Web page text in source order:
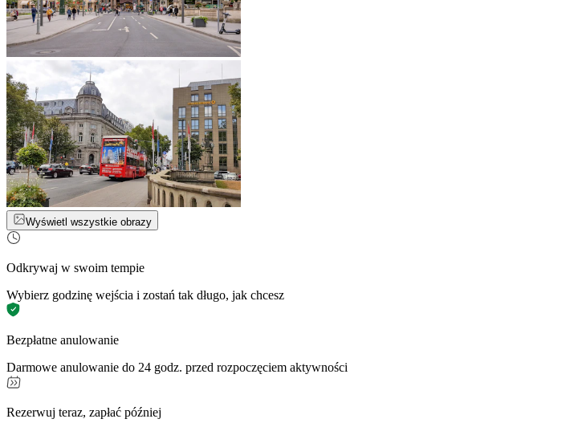
Wyświetl wszystkie obrazy
Odkrywaj w swoim tempie
Wybierz godzinę wejścia i zostań tak długo, jak chcesz
Bezpłatne anulowanie
Darmowe anulowanie do 24 godz. przed rozpoczęciem aktywności
Rezerwuj teraz, zapłać później